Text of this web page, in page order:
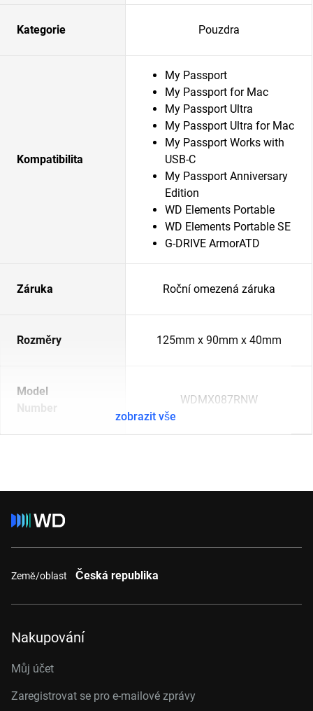
Kategorie Pouzdra
Kompatibilita
My Passport
My Passport for Mac
My Passport Ultra
My Passport Ultra for Mac
My Passport Works with
USB-C
My Passport Anniversary
Edition
WD Elements Portable
WD Elements Portable SE
G-DRIVE ArmorATD
Záruka Roční omezená záruka
Rozměry 125mm x 90mm x 40mm
Model
Number
WDMX087RNW
zobrazit vše
Země/oblast Česká republika
Nakupování
Můj účet
Zaregistrovat se pro e-mailové zprávy